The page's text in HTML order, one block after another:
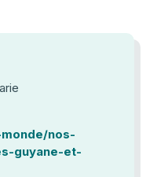
nos-
guyane-et-